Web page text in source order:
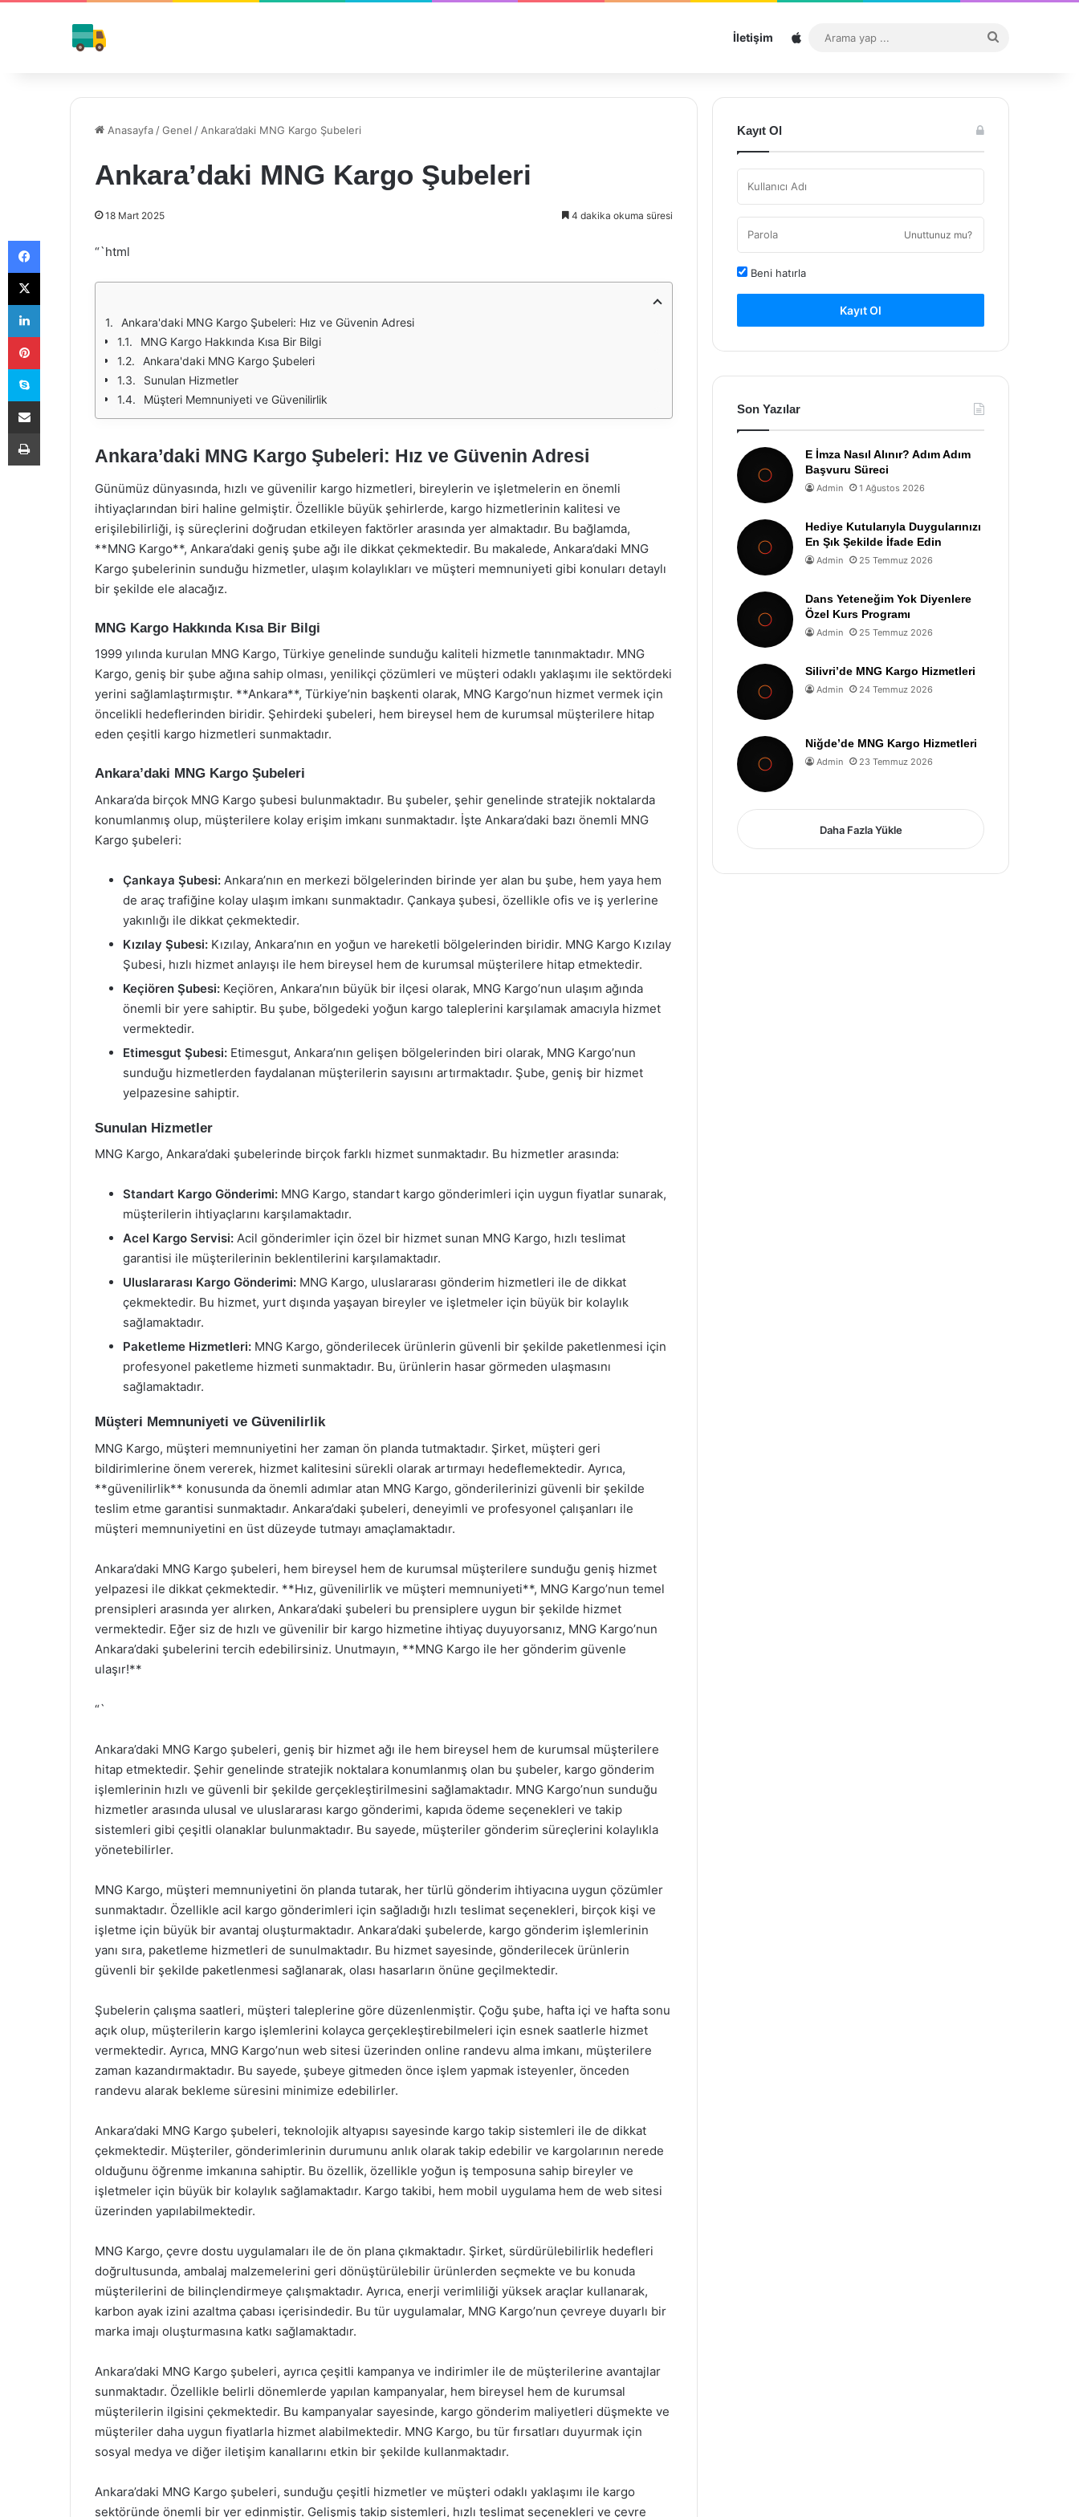
İletişim Sitemap
...
Anasayfa /Genel / Ankara’daki MNG Kargo Şubeleri
Ankara’daki MNG Kargo Şubeleri
18 Mart 2025 4 dakika okuma süresi
“`html
Ankara'daki MNG Kargo Şubeleri: Hız ve Güvenin Adresi
MNG Kargo Hakkında Kısa Bir Bilgi
Ankara'daki MNG Kargo Şubeleri
Sunulan Hizmetler
Müşteri Memnuniyeti ve Güvenilirlik
Ankara’daki MNG Kargo Şubeleri: Hız ve Güvenin Adresi
Günümüz dünyasında, hızlı ve güvenilir kargo hizmetleri, bireylerin ve işletmelerin en önemli
ihtiyaçlarından biri haline gelmiştir. Özellikle büyük şehirlerde, kargo hizmetlerinin kalitesi ve
erişilebilirliği, iş süreçlerini doğrudan etkileyen faktörler arasında yer almaktadır. Bu bağlamda,
**MNG Kargo**, Ankara’daki geniş şube ağı ile dikkat çekmektedir. Bu makalede, Ankara’daki MNG
Kargo şubelerinin sunduğu hizmetler, ulaşım kolaylıkları ve müşteri memnuniyeti gibi konuları detaylı
bir şekilde ele alacağız.
MNG Kargo Hakkında Kısa Bir Bilgi
1999 yılında kurulan MNG Kargo, Türkiye genelinde sunduğu kaliteli hizmetle tanınmaktadır. MNG
Kargo, geniş bir şube ağına sahip olması, yenilikçi çözümleri ve müşteri odaklı yaklaşımı ile sektördeki
yerini sağlamlaştırmıştır. **Ankara**, Türkiye’nin başkenti olarak, MNG Kargo’nun hizmet vermek için
öncelikli hedeflerinden biridir. Şehirdeki şubeleri, hem bireysel hem de kurumsal müşterilere hitap
eden çeşitli kargo hizmetleri sunmaktadır.
Ankara’daki MNG Kargo Şubeleri
Ankara’da birçok MNG Kargo şubesi bulunmaktadır. Bu şubeler, şehir genelinde stratejik noktalarda
konumlanmış olup, müşterilere kolay erişim imkanı sunmaktadır. İşte Ankara’daki bazı önemli MNG
Kargo şubeleri:
Çankaya Şubesi: Ankara’nın en merkezi bölgelerinden birinde yer alan bu şube, hem yaya hem
de araç trafiğine kolay ulaşım imkanı sunmaktadır. Çankaya şubesi, özellikle ofis ve iş yerlerine
yakınlığı ile dikkat çekmektedir.
Kızılay Şubesi: Kızılay, Ankara’nın en yoğun ve hareketli bölgelerinden biridir. MNG Kargo Kızılay
Şubesi, hızlı hizmet anlayışı ile hem bireysel hem de kurumsal müşterilere hitap etmektedir.
Keçiören Şubesi: Keçiören, Ankara’nın büyük bir ilçesi olarak, MNG Kargo’nun ulaşım ağında
önemli bir yere sahiptir. Bu şube, bölgedeki yoğun kargo taleplerini karşılamak amacıyla hizmet
vermektedir.
Etimesgut Şubesi: Etimesgut, Ankara’nın gelişen bölgelerinden biri olarak, MNG Kargo’nun
sunduğu hizmetlerden faydalanan müşterilerin sayısını artırmaktadır. Şube, geniş bir hizmet
yelpazesine sahiptir.
Sunulan Hizmetler
MNG Kargo, Ankara’daki şubelerinde birçok farklı hizmet sunmaktadır. Bu hizmetler arasında:
Standart Kargo Gönderimi: MNG Kargo, standart kargo gönderimleri için uygun fiyatlar sunarak,
müşterilerin ihtiyaçlarını karşılamaktadır.
Acel Kargo Servisi: Acil gönderimler için özel bir hizmet sunan MNG Kargo, hızlı teslimat
garantisi ile müşterilerinin beklentilerini karşılamaktadır.
Uluslararası Kargo Gönderimi: MNG Kargo, uluslararası gönderim hizmetleri ile de dikkat
çekmektedir. Bu hizmet, yurt dışında yaşayan bireyler ve işletmeler için büyük bir kolaylık
sağlamaktadır.
Paketleme Hizmetleri: MNG Kargo, gönderilecek ürünlerin güvenli bir şekilde paketlenmesi için
profesyonel paketleme hizmeti sunmaktadır. Bu, ürünlerin hasar görmeden ulaşmasını
sağlamaktadır.
Müşteri Memnuniyeti ve Güvenilirlik
MNG Kargo, müşteri memnuniyetini her zaman ön planda tutmaktadır. Şirket, müşteri geri
bildirimlerine önem vererek, hizmet kalitesini sürekli olarak artırmayı hedeflemektedir. Ayrıca,
**güvenilirlik** konusunda da önemli adımlar atan MNG Kargo, gönderilerinizi güvenli bir şekilde
teslim etme garantisi sunmaktadır. Ankara’daki şubeleri, deneyimli ve profesyonel çalışanları ile
müşteri memnuniyetini en üst düzeyde tutmayı amaçlamaktadır.
Ankara’daki MNG Kargo şubeleri, hem bireysel hem de kurumsal müşterilere sunduğu geniş hizmet
yelpazesi ile dikkat çekmektedir. **Hız, güvenilirlik ve müşteri memnuniyeti**, MNG Kargo’nun temel
prensipleri arasında yer alırken, Ankara’daki şubeleri bu prensiplere uygun bir şekilde hizmet
vermektedir. Eğer siz de hızlı ve güvenilir bir kargo hizmetine ihtiyaç duyuyorsanız, MNG Kargo’nun
Ankara’daki şubelerini tercih edebilirsiniz. Unutmayın, **MNG Kargo ile her gönderim güvenle
ulaşır!**
“`
Ankara’daki MNG Kargo şubeleri, geniş bir hizmet ağı ile hem bireysel hem de kurumsal müşterilere
hitap etmektedir. Şehir genelinde stratejik noktalara konumlanmış olan bu şubeler, kargo gönderim
işlemlerinin hızlı ve güvenli bir şekilde gerçekleştirilmesini sağlamaktadır. MNG Kargo’nun sunduğu
hizmetler arasında ulusal ve uluslararası kargo gönderimi, kapıda ödeme seçenekleri ve takip
sistemleri gibi çeşitli olanaklar bulunmaktadır. Bu sayede, müşteriler gönderim süreçlerini kolaylıkla
yönetebilirler.
MNG Kargo, müşteri memnuniyetini ön planda tutarak, her türlü gönderim ihtiyacına uygun çözümler
sunmaktadır. Özellikle acil kargo gönderimleri için sağladığı hızlı teslimat seçenekleri, birçok kişi ve
işletme için büyük bir avantaj oluşturmaktadır. Ankara’daki şubelerde, kargo gönderim işlemlerinin
yanı sıra, paketleme hizmetleri de sunulmaktadır. Bu hizmet sayesinde, gönderilecek ürünlerin
güvenli bir şekilde paketlenmesi sağlanarak, olası hasarların önüne geçilmektedir.
Şubelerin çalışma saatleri, müşteri taleplerine göre düzenlenmiştir. Çoğu şube, hafta içi ve hafta sonu
açık olup, müşterilerin kargo işlemlerini kolayca gerçekleştirebilmeleri için esnek saatlerle hizmet
vermektedir. Ayrıca, MNG Kargo’nun web sitesi üzerinden online randevu alma imkanı, müşterilere
zaman kazandırmaktadır. Bu sayede, şubeye gitmeden önce işlem yapmak isteyenler, önceden
randevu alarak bekleme süresini minimize edebilirler.
Ankara’daki MNG Kargo şubeleri, teknolojik altyapısı sayesinde kargo takip sistemleri ile de dikkat
çekmektedir. Müşteriler, gönderimlerinin durumunu anlık olarak takip edebilir ve kargolarının nerede
olduğunu öğrenme imkanına sahiptir. Bu özellik, özellikle yoğun iş temposuna sahip bireyler ve
işletmeler için büyük bir kolaylık sağlamaktadır. Kargo takibi, hem mobil uygulama hem de web sitesi
üzerinden yapılabilmektedir.
MNG Kargo, çevre dostu uygulamaları ile de ön plana çıkmaktadır. Şirket, sürdürülebilirlik hedefleri
doğrultusunda, ambalaj malzemelerini geri dönüştürülebilir ürünlerden seçmekte ve bu konuda
müşterilerini de bilinçlendirmeye çalışmaktadır. Ayrıca, enerji verimliliği yüksek araçlar kullanarak,
karbon ayak izini azaltma çabası içerisindedir. Bu tür uygulamalar, MNG Kargo’nun çevreye duyarlı bir
marka imajı oluşturmasına katkı sağlamaktadır.
Ankara’daki MNG Kargo şubeleri, ayrıca çeşitli kampanya ve indirimler ile de müşterilerine avantajlar
sunmaktadır. Özellikle belirli dönemlerde yapılan kampanyalar, hem bireysel hem de kurumsal
müşterilerin ilgisini çekmektedir. Bu kampanyalar sayesinde, kargo gönderim maliyetleri düşmekte ve
müşteriler daha uygun fiyatlarla hizmet alabilmektedir. MNG Kargo, bu tür fırsatları duyurmak için
sosyal medya ve diğer iletişim kanallarını etkin bir şekilde kullanmaktadır.
Ankara’daki MNG Kargo şubeleri, sunduğu çeşitli hizmetler ve müşteri odaklı yaklaşımı ile kargo
sektöründe önemli bir yer edinmiştir. Gelişmiş takip sistemleri, hızlı teslimat seçenekleri ve çevre
Kayıt Ol
Unuttunuz mu?
Beni hatırla
Kayıt Ol
Son Yazılar
E İmza Nasıl Alınır? Adım Adım
Başvuru Süreci
Admin 1 Ağustos 2026
Hediye Kutularıyla Duygularınızı
En Şık Şekilde İfade Edin
Admin 25 Temmuz 2026
Dans Yeteneğim Yok Diyenlere
Özel Kurs Programı
Admin 25 Temmuz 2026
Silivri’de MNG Kargo Hizmetleri
Admin 24 Temmuz 2026
Niğde’de MNG Kargo Hizmetleri
Admin 23 Temmuz 2026
Daha Fazla Yükle
Facebook
X
LinkedIn
Pinterest
Skype
E-Posta ile paylaş